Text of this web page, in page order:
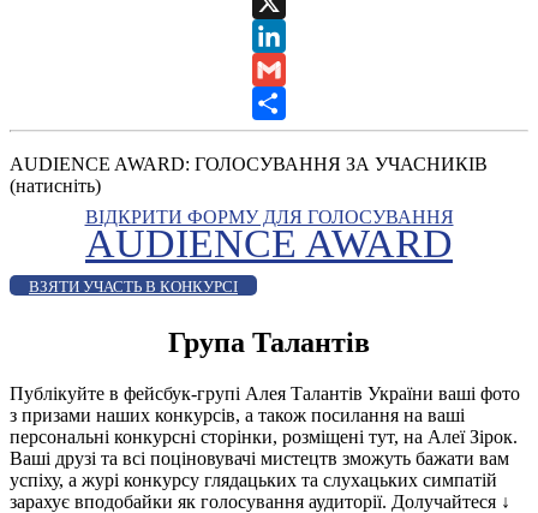
X
LinkedIn
Gmail
Share
AUDIENCE AWARD: ГОЛОСУВАННЯ ЗА УЧАСНИКІВ
(натисніть)
ВІДКРИТИ ФОРМУ ДЛЯ ГОЛОСУВАННЯ
AUDIENCE AWARD
ВЗЯТИ УЧАСТЬ В КОНКУРСІ
Група Талантів
Публікуйте в фейсбук-групі Алея Талантів України ваші фото
з призами наших конкурсів, а також посилання на ваші
персональні конкурсні сторінки, розміщені тут, на Алеї Зірок.
Ваші друзі та всі поціновувачі мистецтв зможуть бажати вам
успіху, а журі конкурсу глядацьких та слухацьких симпатій
зарахує вподобайки як голосування аудиторії. Долучайтеся ↓